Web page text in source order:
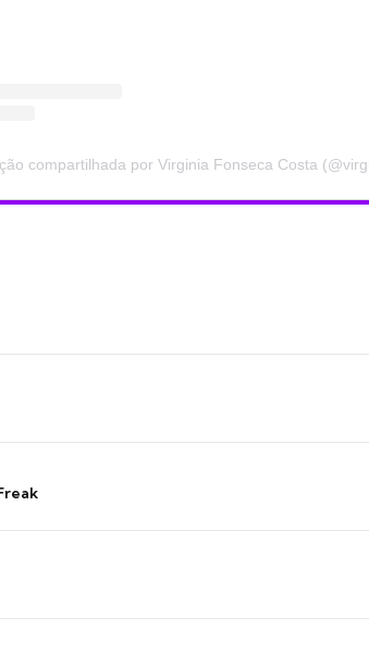
compartilhada por Virginia Fonseca Costa